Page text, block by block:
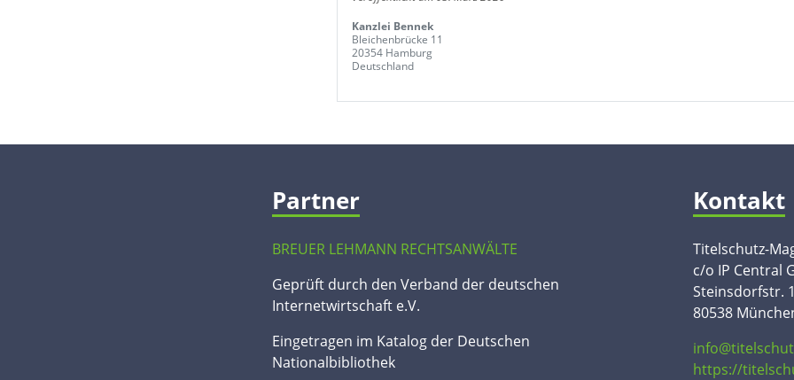
Kanzlei Bennek
Bleichenbrücke 11
20354 Hamburg
Deutschland
Partner
BREUER LEHMANN RECHTSANWÄLTE
Geprüft durch den Verband der deutschen
Internetwirtschaft e.V.
Eingetragen im Katalog der Deutschen
Nationalbibliothek
Kontakt
Titelschutz-
c/o IP Central
Steinsdorfstr.
80538
https://